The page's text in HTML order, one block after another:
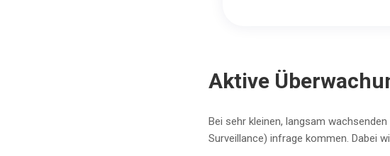
Aktive
Bei sehr kleinen, langsam
Surveillance) infrage kommen. Dabei